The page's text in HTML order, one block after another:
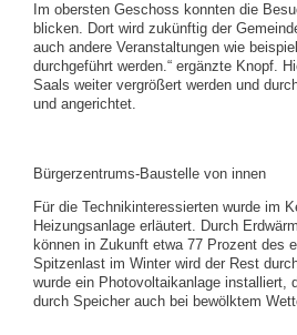
Im obersten Geschoss konnten die
blicken. Dort wird zukünftig der
auch andere Veranstaltungen wie
durchgeführt werden.“ ergänzte Knopf.
Saals weiter vergrößert werden und
und angerichtet.
Bürgerzentrums-Baustelle von innen
Für die Technikinteressierten wurde im
Heizungsanlage erläutert. Durch
können in Zukunft etwa 77 Prozent des
Spitzenlast im Winter wird der Rest
wurde ein Photovoltaikanlage installiert,
durch Speicher auch bei bewölktem